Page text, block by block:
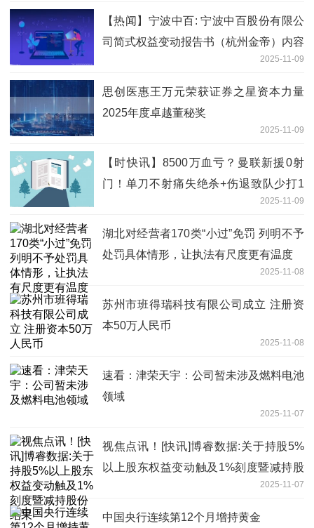
【热闻】宁波中百: 宁波中百股份有限公
司简式权益变动报告书（杭州金帝）内容
2025-11-09
思创医惠王万元荣获证券之星资本力量
2025年度卓越董秘奖
2025-11-09
【时快讯】8500万血亏？曼联新援0射
门！单刀不射痛失绝杀+伤退致队少打1
2025-11-09
湖北对经营者170类“小过”免罚 列明不予
处罚具体情形，让执法有尺度更有温度
2025-11-08
苏州市班得瑞科技有限公司成立 注册资
本50万人民币
2025-11-08
速看：津荣天宇：公司暂未涉及燃料电池
领域
2025-11-07
视焦点讯！[快讯]博睿数据:关于持股5%
以上股东权益变动触及1%刻度暨减持股
2025-11-07
中国央行连续第12个月增持黄金